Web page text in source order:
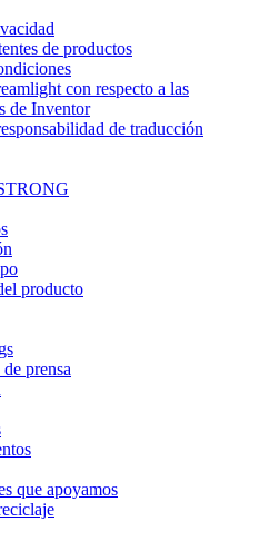
de productos
con respecto a las
de Inventor
de traducción
producto
prensa
que apoyamos